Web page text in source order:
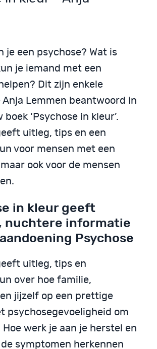
je een psychose? Wat is
je iemand met een
Dit zijn enkele
Anja Lemmen beantwoord in
boek ‘Psychose in kleur’.
uitleg, tips en een
voor mensen met een
ook voor de mensen
in kleur geeft
nuchtere informatie
Psychose
uitleg, tips en
over hoe familie,
jijzelf op een prettige
psychosegevoeligheid om
Hoe werk je aan je herstel en
de symptomen herkennen